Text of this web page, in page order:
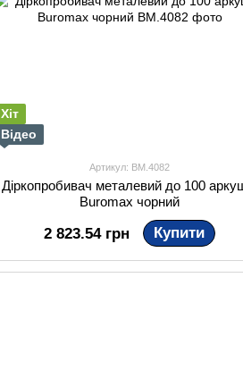
Хіт
Відео
Артикул: BM.4082
Діркопробивач металевий до 100
Buromax чорний
2 823.54 грн Купити